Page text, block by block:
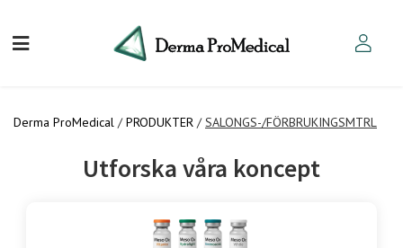
Derma ProMedical /PRODUKTER /SALONGS-/FÖRBRUKINGSMTRL
Utforska våra koncept